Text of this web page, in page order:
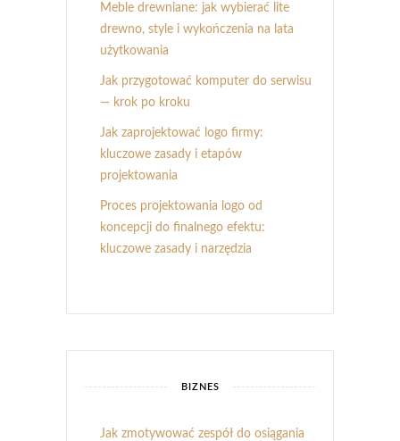
Meble drewniane: jak wybierać lite
drewno, style i wykończenia na lata
użytkowania
Jak przygotować komputer do serwisu
— krok po kroku
Jak zaprojektować logo firmy:
kluczowe zasady i etapów
projektowania
Proces projektowania logo od
koncepcji do finalnego efektu:
kluczowe zasady i narzędzia
BIZNES
Jak zmotywować zespół do osiągania